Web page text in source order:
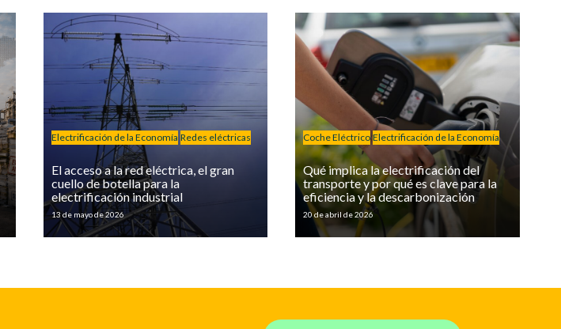
Electrificación de la Economía Redes eléctricas
El acceso a la red eléctrica, el gran
cuello de botella para la
electrificación industrial
13 de mayo de 2026
Coche Eléctrico Electrificación de la Economía
Qué implica la electrificación del
transporte y por qué es clave para la
eficiencia y la descarbonización
20 de abril de 2026